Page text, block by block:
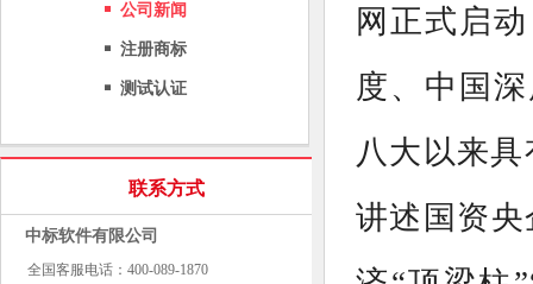
公司新闻
注册商标
测试认证
联系方式
中标软件有限公司
全国客服电话：400-089-1870
网正式启
度、中国
八大以来
讲述国资